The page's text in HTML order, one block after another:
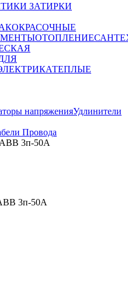
ЗАТИРКИ
ОТОПЛЕНИЕ
ТЕПЛЫЕ
напряженияУдлинители
Провода
АВВ 3п-50А
3п-50А